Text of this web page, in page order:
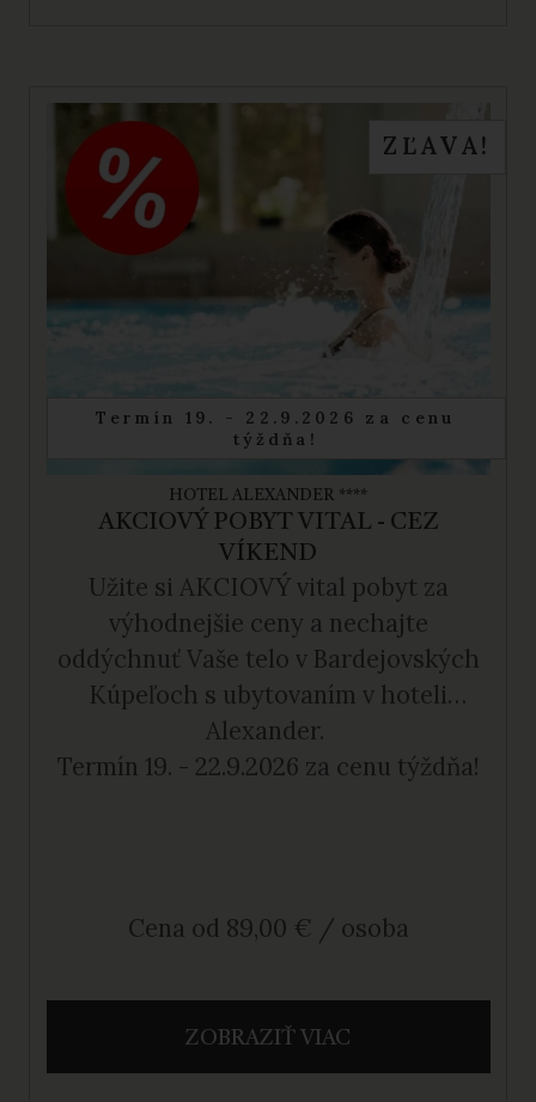
ZĽAVA!
Termín 19. - 22.9.2026 za cenu
týždňa!
HOTEL ALEXANDER ****
AKCIOVÝ POBYT VITAL - CEZ
VÍKEND
Užite si AKCIOVÝ vital pobyt za
výhodnejšie ceny a nechajte
oddýchnuť Vaše telo v Bardejovských
Kúpeľoch s ubytovaním v hoteli
Alexander.
Termín 19. - 22.9.2026 za cenu týždňa!
Cena od 89,00 € / osoba
ZOBRAZIŤ VIAC